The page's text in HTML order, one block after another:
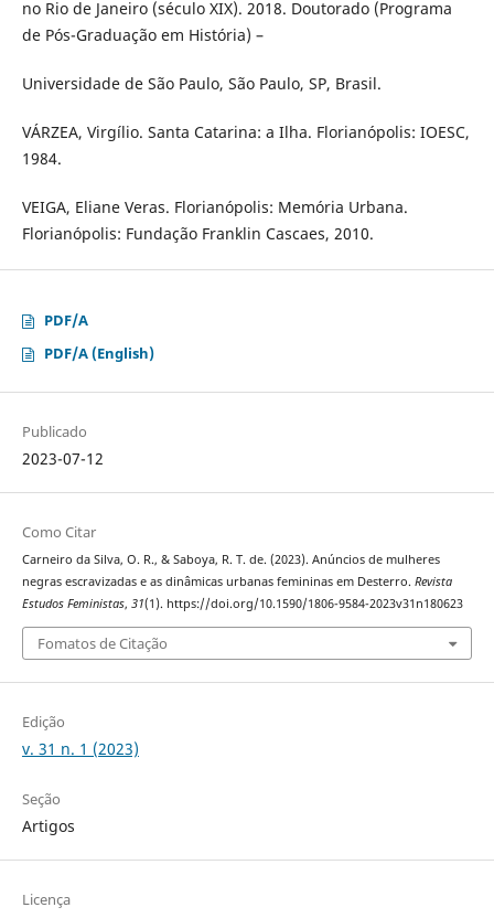
no Rio de Janeiro (século XIX). 2018. Doutorado (Programa
de Pós-Graduação em História) –
Universidade de São Paulo, São Paulo, SP, Brasil.
VÁRZEA, Virgílio. Santa Catarina: a Ilha. Florianópolis: IOESC,
1984.
VEIGA, Eliane Veras. Florianópolis: Memória Urbana.
Florianópolis: Fundação Franklin Cascaes, 2010.
PDF/A
PDF/A (English)
Publicado
2023-07-12
Como Citar
Carneiro da Silva, O. R., & Saboya, R. T. de. (2023). Anúncios de mulheres
negras escravizadas e as dinâmicas urbanas femininas em Desterro. Revista
Estudos Feministas, 31(1). https://doi.org/10.1590/1806-9584-2023v31n180623
Fomatos de Citação
Edição
v. 31 n. 1 (2023)
Seção
Artigos
Licença